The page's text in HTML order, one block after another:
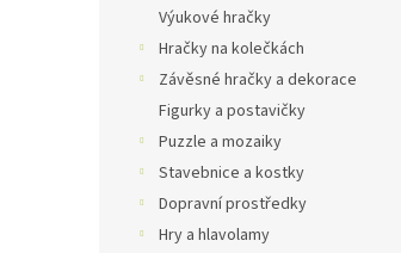
Výukové hračky
Hračky na kolečkách
Závěsné hračky a dekorace
Figurky a postavičky
Puzzle a mozaiky
Stavebnice a kostky
Dopravní prostředky
Hry a hlavolamy